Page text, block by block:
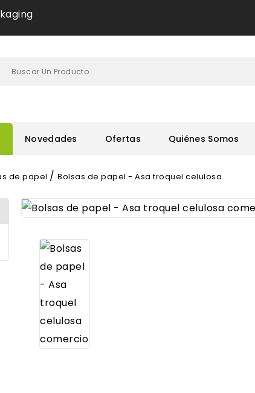
Novedades Ofertas Quiénes Somos
de papel Bolsas de papel - Asa troquel celulosa